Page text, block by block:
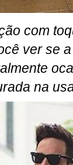
com
ver se
na